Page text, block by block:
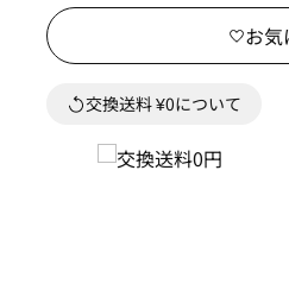
交換送料 ¥0について